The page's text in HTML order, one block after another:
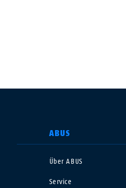
ABUS
Über ABUS
Service
LAND AUSWÄHLEN